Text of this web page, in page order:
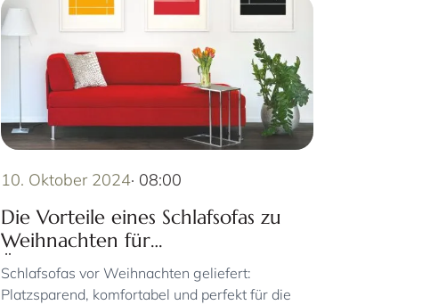
10. Oktober 2024· 08:00
Die Vorteile eines Schlafsofas zu
Weihnachten für
Übernachtungsgäste
Schlafsofas vor Weihnachten geliefert:
Platzsparend, komfortabel und perfekt für die